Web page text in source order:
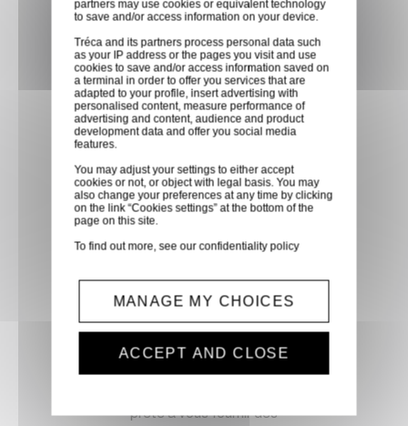
dans les points relais de notre
partenaire GLS, partout en
France métropolitaine et en
Europe entre 24h et 48h après
mise à disposition des produits
à notre transporteur.
Paiement sécurisé
Paiement CB, virement,
Optez pour la tranquillité
d'esprit en confiant vos
demandes techniques et devis
prête à vous fournir des
partners may use cookies or equivalent technology
to save and/or access information on your device.
Tréca and its partners process personal data such
as your IP address or the pages you visit and use
cookies to save and/or access information saved on
a terminal in order to offer you services that are
adapted to your profile, insert advertising with
personalised content, measure performance of
advertising and content, audience and product
development data and offer you social media
features.
You may adjust your settings to either accept
cookies or not, or object with legal basis. You may
also change your preferences at any time by clicking
on the link “Cookies settings” at the bottom of the
page on this site.
To find out more, see ourconfidentiality policy
MANAGE MY CHOICES
ACCEPT AND CLOSE